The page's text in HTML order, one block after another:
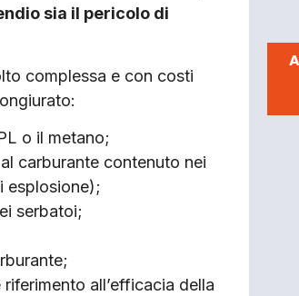
sia il pericolo di
complessa e con costi
o il metano;
carburante contenuto nei
esplosione);
serbatoi;
all’efficacia della